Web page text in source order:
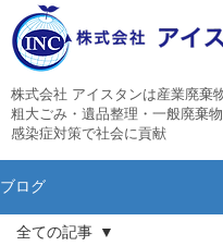
株式会社 アイスタンは産業廃棄
粗大ごみ・遺品整理・一般廃棄物
感染症対策で社会に貢献
ブログ
全ての記事